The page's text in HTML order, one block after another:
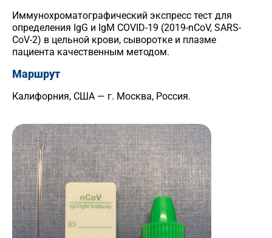
Иммунохроматографический экспресс тест для
определения IgG и IgM COVID-19 (2019-nCoV, SARS-
CoV-2) в цельной крови, сыворотке и плазме
пациента качественным методом.
Маршрут
Калифорния, США — г. Москва, Россия.